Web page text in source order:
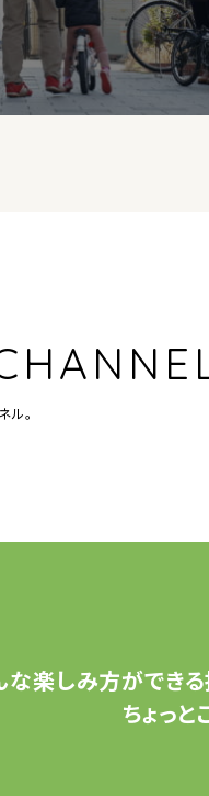
ル。
な楽しみ方ができる
ちょっと